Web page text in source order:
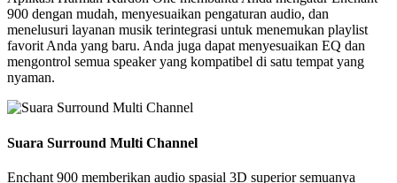
900 dengan mudah, menyesuaikan pengaturan audio, dan
menelusuri layanan musik terintegrasi untuk menemukan playlist
favorit Anda yang baru. Anda juga dapat menyesuaikan EQ dan
mengontrol semua speaker yang kompatibel di satu tempat yang
nyaman.
Suara Surround Multi Channel
Enchant 900 memberikan audio spasial 3D superior semuanya